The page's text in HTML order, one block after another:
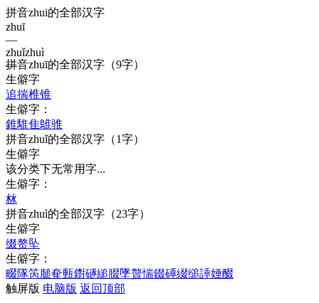
拼音zhui的全部汉字
zhuī
—
zhuǐzhuì
—
拼音zhuī的全部汉字 （9字）
生僻字
追揣椎锥
生僻字：
錐騅隹鵻骓
拼音zhuǐ的全部汉字 （1字）
生僻字
该分类下无常用字...
生僻字：
沝
拼音zhuì的全部汉字 （23字）
生僻字
缀赘坠
生僻字：
畷隊笍膇奞甀鑆礈縋腏墜贅惴錣硾綴缒諈娷醊
触屏版 电脑版 返回顶部